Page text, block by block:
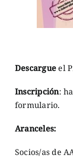
Descargueel
Inscripción:
formulario.
Aranceles:
Socios/as de